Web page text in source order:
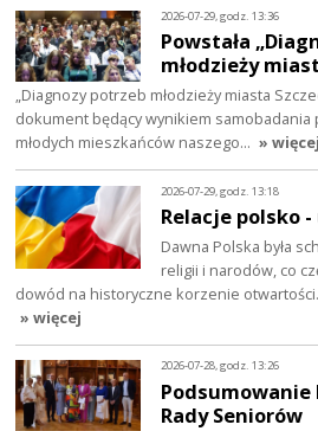
2026-07-29, godz. 13:36
Powstała
młodzieży
„Diagnozy potrzeb młodzieży miasta
dokument będący wynikiem
młodych mieszkańców naszego… » więcej
2026-07-29, godz. 13:18
Relacje polsko
Dawna Polska była
religii i narodów, co
dowód na historyczne korzenie
» więcej
2026-07-28, godz. 13:26
Rady Seniorów